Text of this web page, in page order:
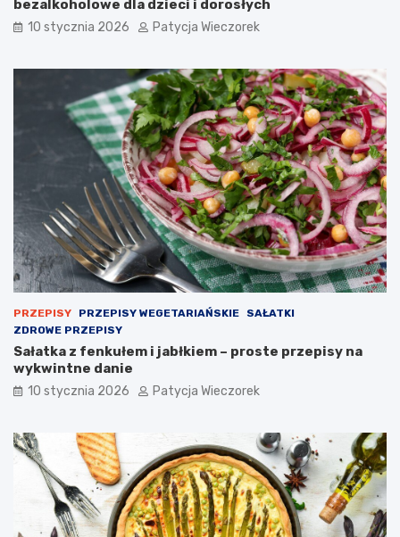
bezalkoholowe dla dzieci i dorosłych
10 stycznia 2026 Patycja Wieczorek
PRZEPISY PRZEPISY WEGETARIAŃSKIE
SAŁATKI
ZDROWE PRZEPISY
Sałatka z fenkułem i jabłkiem – proste przepisy na
wykwintne danie
10 stycznia 2026 Patycja Wieczorek